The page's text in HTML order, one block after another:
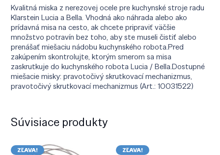
Kvalitná miska z nerezovej ocele pre kuchynské stroje radu
Klarstein Lucia a Bella. Vhodná ako náhrada alebo ako
prídavná misa na cesto, ak chcete pripraviť väčšie
množstvo potravín bez toho, aby ste museli čistiť alebo
prenášať miešaciu nádobu kuchynského robota.Pred
zakúpením skontrolujte, ktorým smerom sa misa
zaskrutkuje do kuchynského robota Lucia / Bella.Dostupné
miešacie misky: pravotočivý skrutkovací mechanizmus,
pravotočivý skrutkovací mechanizmus (Art.: 10031522)
Súvisiace produkty
ZĽAVA! ZĽAVA!